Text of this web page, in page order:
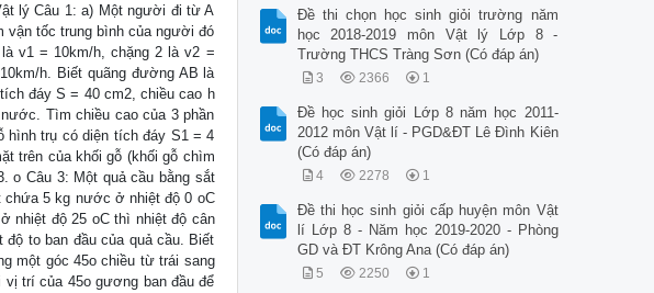
lý Câu 1: a) Một người đi từ A
vận tốc trung bình của người đó
v1 = 10km/h, chặng 2 là v2 =
h. Biết quãng đường AB là
đáy S = 40 cm2, chiều cao h
Tìm chiều cao của 3 phần
trụ có diện tích đáy S1 = 4
trên của khối gỗ (khối gỗ chìm
o Câu 3: Một quả cầu bằng sắt
chứa 5 kg nước ở nhiệt độ 0 oC
nhiệt độ 25 oC thì nhiệt độ cân
to ban đầu của quả cầu. Biết
một góc 45o chiều từ trái sang
vị trí của 45o gương ban đầu để
Đề thi chọn học sinh giỏi trường năm
học 2018-2019 môn Vật lý Lớp 8 -
Trường THCS Tràng Sơn (Có đáp án)
3 2366 1
Đề học sinh giỏi Lớp 8 năm học 2011-
2012 môn Vật lí - PGD&ĐT Lê Đình Kiên
(Có đáp án)
4 2278 1
Đề thi học sinh giỏi cấp huyện môn Vật
lí Lớp 8 - Năm học 2019-2020 - Phòng
GD và ĐT Krông Ana (Có đáp án)
5 2250 1